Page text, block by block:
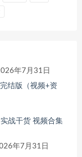
年7月31日
结版（视频+资
战干货 视频合集
年7月31日